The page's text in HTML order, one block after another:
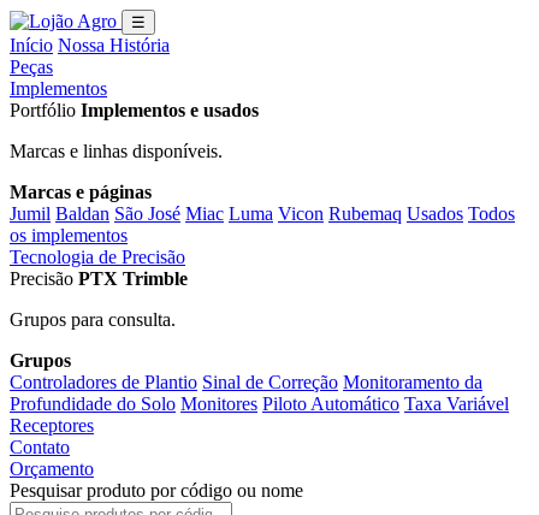
☰
Início Nossa História
Peças
Implementos
Portfólio Implementos e usados
Marcas e linhas disponíveis.
Marcas e páginas
Jumil Baldan São José Miac Luma Vicon Rubemaq Usados Todos
os implementos
Tecnologia de Precisão
Precisão PTX Trimble
Grupos para consulta.
Grupos
Controladores de Plantio Sinal de Correção Monitoramento da
Profundidade do Solo Monitores Piloto Automático Taxa Variável
Receptores
Contato
Orçamento
Pesquisar produto por código ou nome